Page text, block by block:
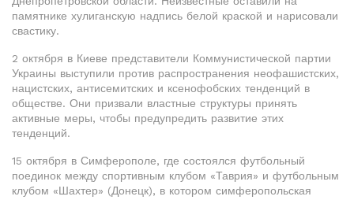
памятнике хулиганскую надпись белой краской и нарисовали
свастику.
2 октября в Киеве представители Коммунистической партии
Украины выступили против распространения неофашистских,
нацистских, антисемитских и ксенофобских тенденций в
обществе. Они призвали властные структуры принять
активные меры, чтобы предупредить развитие этих
тенденций.
15 октября в Симферополе, где состоялся футбольный
поединок между спортивным клубом «Таврия» и футбольным
клубом «Шахтер» (Донецк), в котором симферопольская